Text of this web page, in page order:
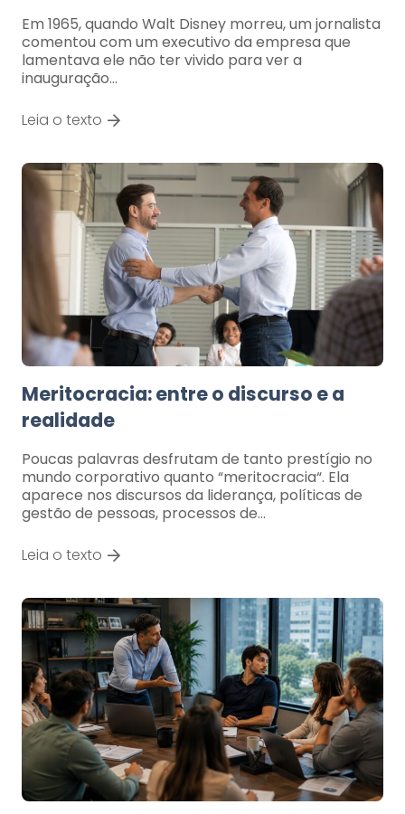
Em 1965, quando Walt Disney morreu, um jornalista
comentou com um executivo da empresa que
lamentava ele não ter vivido para ver a
inauguração…
Leia o texto
Meritocracia: entre o discurso e a
realidade
Poucas palavras desfrutam de tanto prestígio no
mundo corporativo quanto “meritocracia“. Ela
aparece nos discursos da liderança, políticas de
gestão de pessoas, processos de…
Leia o texto